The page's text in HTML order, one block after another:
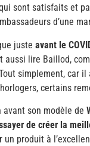
sont satisfaits et
d’une
juste avant le
aussi lire Baillod,
simplement, car il
certains
son modèle de
de créer la
un produit à